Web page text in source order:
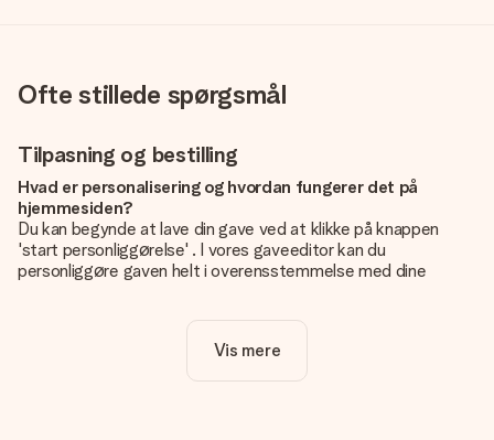
Ofte stillede spørgsmål
Tilpasning og bestilling
Hvad er personalisering og hvordan fungerer det på
hjemmesiden?
Du kan begynde at lave din gave ved at klikke på knappen
'start personliggørelse' . I vores gaveeditor kan du
personliggøre gaven helt i overensstemmelse med dine
Er personalisering inkluderet i prisen?
Prisen der vises på hjemmesiden omfatter personliggørelse
Vis mere